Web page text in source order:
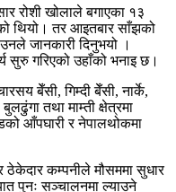
रोशी खोलाले बगाएका १३
थियो। तर आइतबार साँझको
उनले जानकारी दिनुभयो ।
सुरु गरिएको उहाँको भनाइ छ।
बेँसी, गिम्दी बेँसी, नार्के,
तथा माम्ती क्षेत्रमा
आँपघारी र नेपालथोकमा
कम्पनीले मौसममा सुधार
पुनः सञ्चालनमा ल्याउने